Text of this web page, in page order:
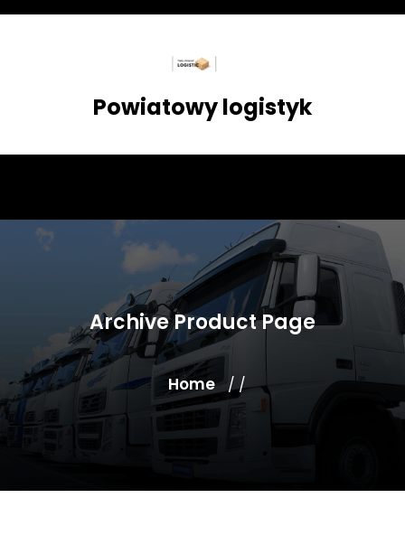
Skip
Powiatowy logistyk
Archive Product Page
Home / /